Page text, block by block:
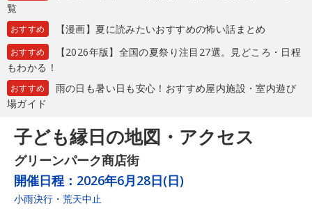
覧
おすすめ 【漫画】夏に読みたいおすすめの怖い話まとめ
おすすめ
【2026年版】全国の夏祭り注目27選。見どころ・日程
もわかる！
おすすめ
雨の日も暑い日も安心！おすすめ屋内施設・室内遊び
場ガイド
子ども縁日の地図・アクセス
グリーンパーク商店街
開催日程： 2026年6月28日(日)
小雨決行・荒天中止